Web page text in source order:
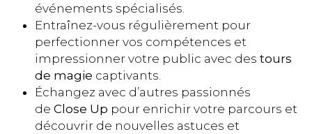
événements spécialisés.
Entraînez-vous régulièrement pour
perfectionner vos compétences et
impressionner votre public avec des tours
de magie captivants.
Échangez avec d’autres passionnés
de Close Up pour enrichir votre parcours et
découvrir de nouvelles astuces et